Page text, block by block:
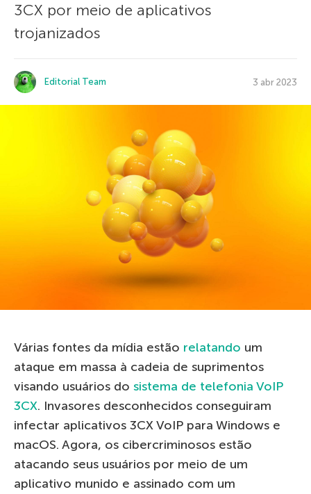
3CX por meio de aplicativos
trojanizados
Editorial Team 3 abr 2023
Várias fontes da mídia estão relatando um
ataque em massa à cadeia de suprimentos
visando usuários do sistema de telefonia VoIP
3CX. Invasores desconhecidos conseguiram
infectar aplicativos 3CX VoIP para Windows e
macOS. Agora, os cibercriminosos estão
atacando seus usuários por meio de um
aplicativo munido e assinado com um